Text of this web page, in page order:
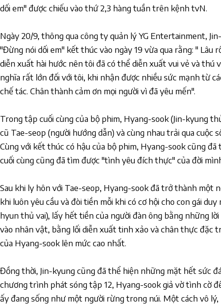
dối em" được chiếu vào thứ 2,3 hàng tuần trên kệnh tvN.
Ngày 20/9, thông qua công ty quản lý YG Entertainment,
"Đừng nói dối em" kết thúc vào ngày 19 vừa qua rằng: " Lâu
diễn xuất hài hước nên tôi đã có thể diễn xuất vui vẻ và thú
nghĩa rất lớn đối với tôi, khi nhận được nhiều sức mạnh từ
chế tác. Chân thành cảm ơn mọi người vì đã yêu mến".
Trong tập cuối cùng của bộ phim, Hyang-sook (Jin-kyung
cũ Tae-seop (người hướng dẫn) và cùng nhau trải qua cuộc
Cùng với kết thúc có hậu của bộ phim, Hyang-sook cũng
cuối cùng cũng đã tìm được "tình yêu đích thực" của đời
Sau khi ly hôn với Tae-seop, Hyang-sook đã trở thành một
khi luôn yêu cầu và đòi tiền mỗi khi có cơ hội cho con gái
hyun thủ vai), lấy hết tiền của người đàn ông bằng những
vào nhân vật, bằng lối diễn xuất tinh xảo và chân thực đặc
của Hyang-sook lên mức cao nhất.
Đồng thời, Jin-kyung cũng đã thể hiện những mặt hết sức
chương trình phát sóng tập 12, Hyang-sook giả vờ tình cờ
ấy đang sống như một người rừng trong núi. Một cách vô